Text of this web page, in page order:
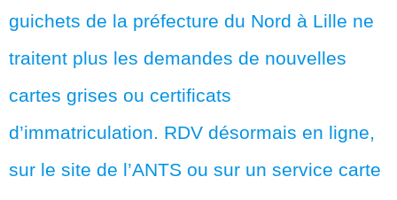
guichets de la préfecture du Nord à Lille ne
traitent plus les demandes de nouvelles
cartes grises ou certificats
d’immatriculation. RDV désormais en ligne,
sur le site de l’ANTS ou sur un service carte